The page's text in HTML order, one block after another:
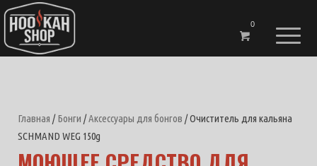
0
Главная /Бонги /Аксессуары для бонгов / Очиститель для кальяна
SCHMAND WEG 150g